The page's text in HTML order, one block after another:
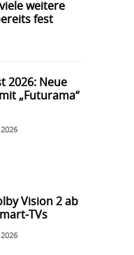
weitere
fest
2026: Neue
„Futurama“
Vision 2 ab
TVs